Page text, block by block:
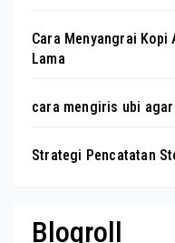
Cara Menyangrai Kopi
Lama
cara mengiris ubi
Strategi Pencatatan
Blogroll